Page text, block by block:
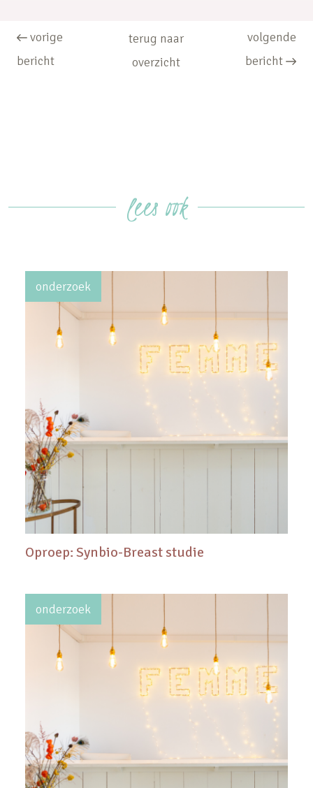
vorige
bericht
terug naar
overzicht
volgende
bericht
lees ook
onderzoek
Oproep: Synbio-Breast studie
onderzoek